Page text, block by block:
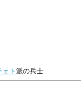
ェト派の兵士